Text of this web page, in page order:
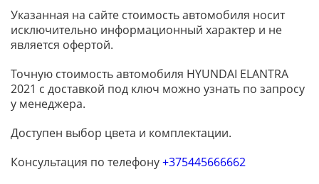
Указанная на сайте стоимость автомобиля носит
исключительно информационный характер и не
является офертой.
Точную стоимость автомобиля HYUNDAI ELANTRA
2021 с доставкой под ключ можно узнать по запросу
у менеджера.
Доступен выбор цвета и комплектации.
Консультация по телефону+375445666662